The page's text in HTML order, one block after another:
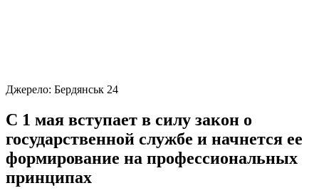
Джерело: Бердянськ 24
С 1 мая вступает в силу закон о
государственной службе и начнется ее
формирование на профессиональных
принципах